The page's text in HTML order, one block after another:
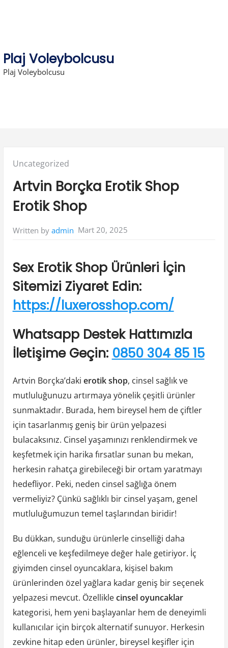
Plaj Voleybolcusu
Plaj Voleybolcusu
Posted
Uncategorized
Artvin Borçka Erotik Shop
Erotik Shop
Written by admin Mart 20, 2025
Sex Erotik Shop Ürünleri İçin
Sitemizi Ziyaret Edin:
https://luxerosshop.com/
Whatsapp Destek Hattımızla
İletişime Geçin: 0850 304 85 15
Artvin Borçka’daki erotik shop, cinsel sağlık ve
mutluluğunuzu artırmaya yönelik çeşitli ürünler
sunmaktadır. Burada, hem bireysel hem de çiftler
için tasarlanmış geniş bir ürün yelpazesi
bulacaksınız. Cinsel yaşamınızı renklendirmek ve
keşfetmek için harika fırsatlar sunan bu mekan,
herkesin rahatça girebileceği bir ortam yaratmayı
hedefliyor. Peki, neden cinsel sağlığa önem
vermeliyiz? Çünkü sağlıklı bir cinsel yaşam, genel
mutluluğumuzun temel taşlarından biridir!
Bu dükkan, sunduğu ürünlerle cinselliği daha
eğlenceli ve keşfedilmeye değer hale getiriyor. İç
giyimden cinsel oyuncaklara, kişisel bakım
ürünlerinden özel yağlara kadar geniş bir seçenek
yelpazesi mevcut. Özelliklecinsel oyuncaklar
kategorisi, hem yeni başlayanlar hem de deneyimli
kullanıcılar için birçok alternatif sunuyor. Herkesin
zevkine hitap eden ürünler, bireysel keşifler için